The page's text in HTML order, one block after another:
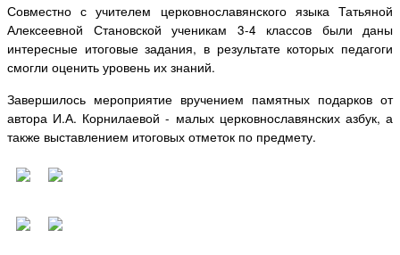
Совместно с учителем церковнославянского языка Татьяной
Алексеевной Становской ученикам 3-4 классов были даны
интересные итоговые задания, в результате которых педагоги
смогли оценить уровень их знаний.
Завершилось мероприятие вручением памятных подарков от
автора И.А. Корнилаевой - малых церковнославянских азбук, а
также выставлением итоговых отметок по предмету.